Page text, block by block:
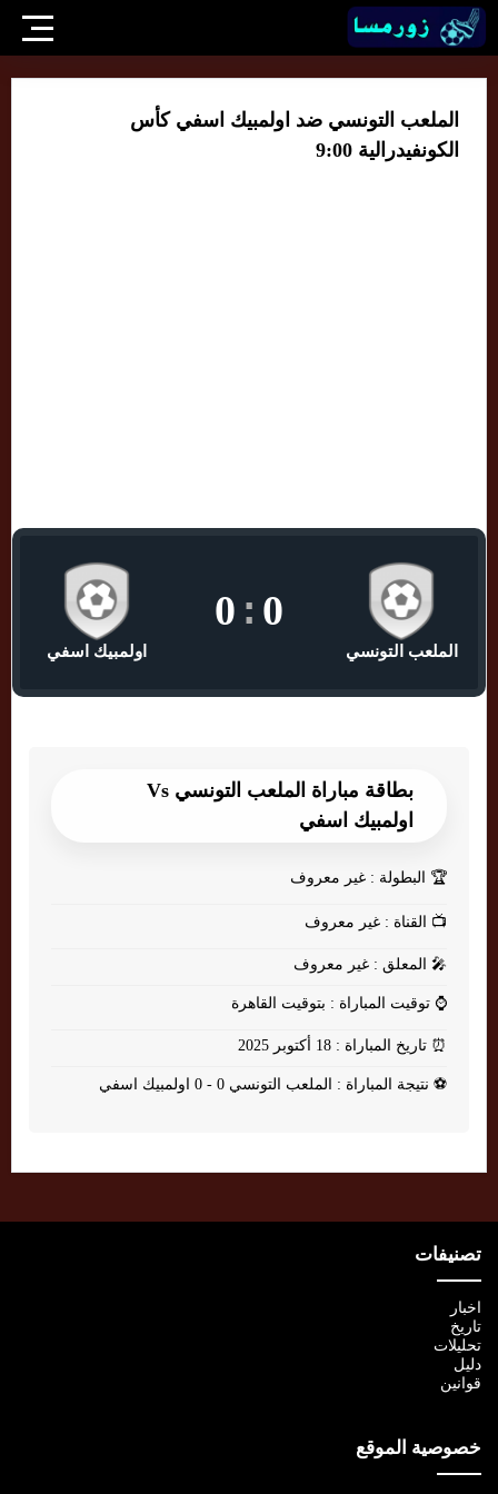
الملعب التونسي ضد اولمبيك اسفي كأس
الكونفيدرالية 9:00
الملعب التونسي
0
:
0
اولمبيك اسفي
بطاقة مباراة الملعب التونسي Vs
اولمبيك اسفي
🏆 البطولة : غير معروف
📺 القناة : غير معروف
🎤 المعلق : غير معروف
⌚ توقيت المباراة : بتوقيت القاهرة
⏰ تاريخ المباراة : 18 أكتوبر 2025
⚽ نتيجة المباراة : الملعب التونسي 0 - 0 اولمبيك اسفي
تصنيفات
اخبار
تاريخ
تحليلات
دليل
قوانين
خصوصية الموقع